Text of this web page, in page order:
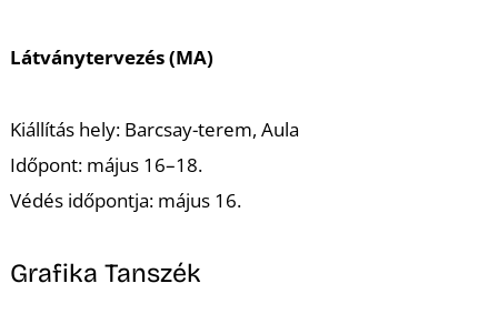
Látványtervezés (MA)
Kiállítás hely: Barcsay-terem, Aula
Időpont: május 16–18.
Védés időpontja: május 16.
Grafika Tanszék